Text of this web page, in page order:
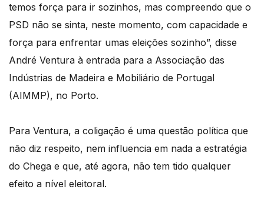
temos força para ir sozinhos, mas compreendo que o
PSD não se sinta, neste momento, com capacidade e
força para enfrentar umas eleições sozinho”, disse
André Ventura à entrada para a Associação das
Indústrias de Madeira e Mobiliário de Portugal
(AIMMP), no Porto.
Para Ventura, a coligação é uma questão política que
não diz respeito, nem influencia em nada a estratégia
do Chega e que, até agora, não tem tido qualquer
efeito a nível eleitoral.